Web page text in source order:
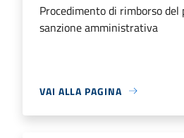
Procedimento di rimborso
sanzione amministrativa
VAI ALLA PAGINA